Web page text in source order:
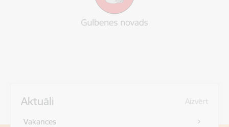
Aktuāli Aizvērt
Vakances